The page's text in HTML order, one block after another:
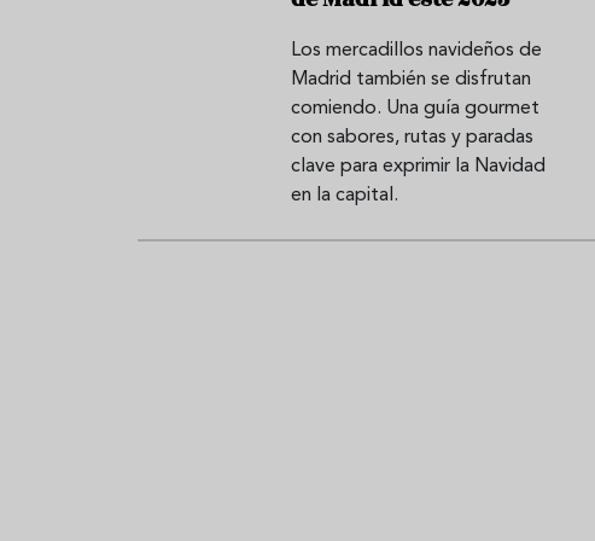
Los mercadillos navideños de
Madrid también se disfrutan
comiendo. Una guía gourmet
con sabores, rutas y paradas
clave para exprimir la Navidad
en la capital.